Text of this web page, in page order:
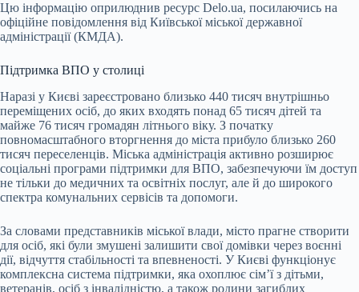
Цю інформацію оприлюднив ресурс Delo.ua, посилаючись на
офіційне повідомлення від Київської міської державної
адміністрації (КМДА).
Підтримка ВПО у столиці
Наразі у Києві зареєстровано близько 440 тисяч внутрішньо
переміщених осіб, до яких входять понад 65 тисяч дітей та
майже 76 тисяч громадян літнього віку. З початку
повномасштабного вторгнення до міста прибуло близько 260
тисяч переселенців. Міська адміністрація активно розширює
соціальні програми підтримки для ВПО, забезпечуючи їм доступ
не тільки до медичних та освітніх послуг, але й до широкого
спектра комунальних сервісів та допомоги.
За словами представників міської влади, місто прагне створити
для осіб, які були змушені залишити свої домівки через воєнні
дії, відчуття стабільності та впевненості. У Києві функціонує
комплексна система підтримки, яка охоплює сім’ї з дітьми,
ветеранів, осіб з інвалідністю, а також родини загиблих